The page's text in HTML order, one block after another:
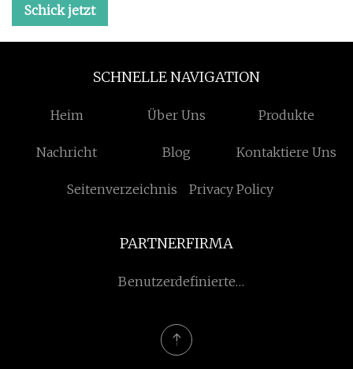
Schick jetzt
SCHNELLE NAVIGATION
Heim Über Uns Produkte
Nachricht Blog Kontaktiere Uns
Seitenverzeichnis Privacy Policy
PARTNERFIRMA
Benutzerdefinierte